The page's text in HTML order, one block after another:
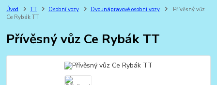
Úvod TT Osobní vozy Dvounápravové osobní vozy
Přívěsný vůz
Ce Rybák TT
Přívěsný vůz Ce Rybák TT